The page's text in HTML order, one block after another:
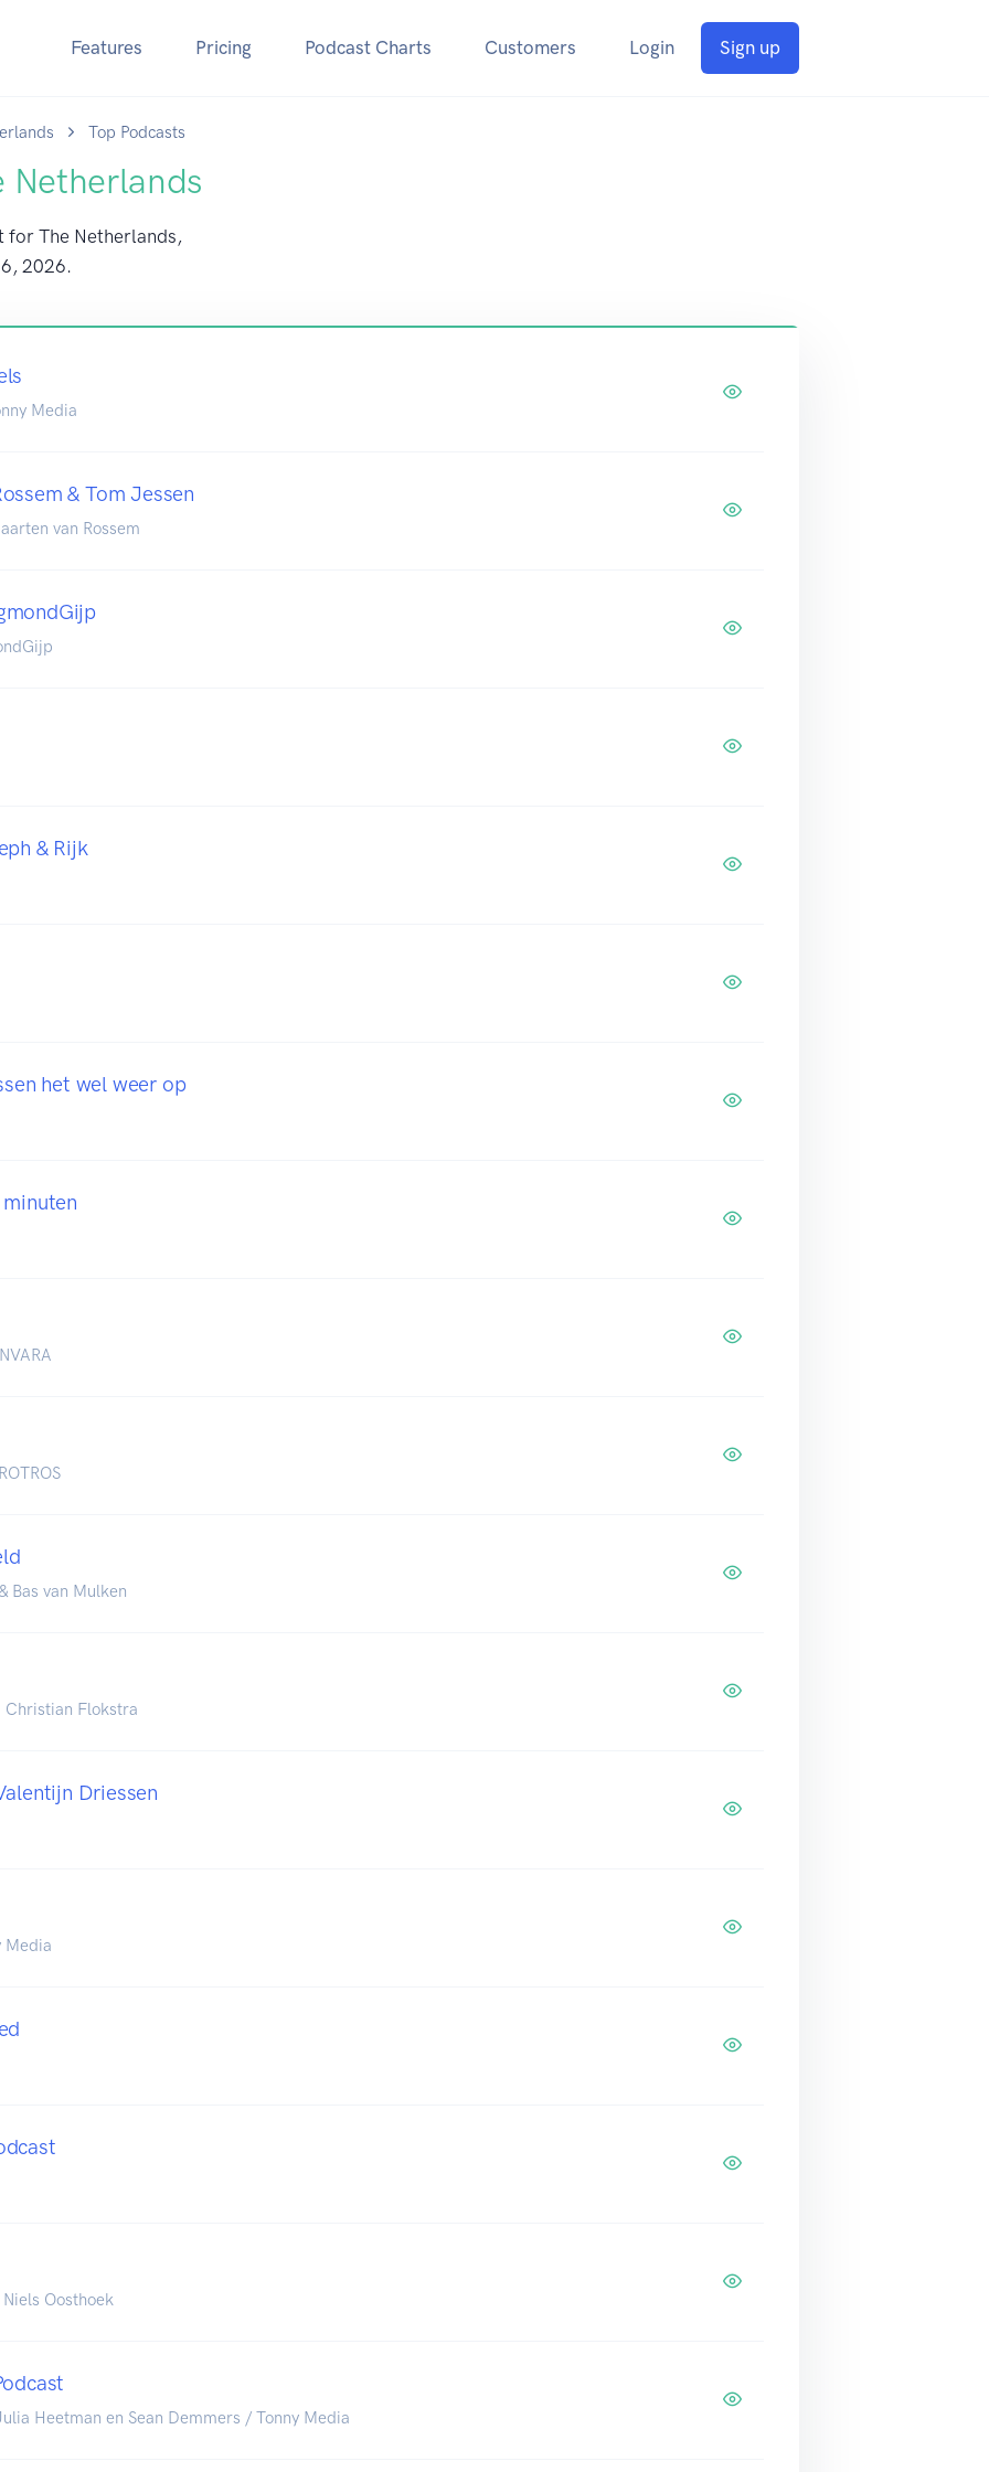
Features Pricing Podcast Charts Customers Login Sign up
Top Podcasts
Netherlands
for The Netherlands,
2026.
Media
& Tom Jessen
van Rossem
& Rijk
het wel weer op
Bas van Mulken
Christian Flokstra
Driessen
Media
Oosthoek
Heetman en Sean Demmers / Tonny Media